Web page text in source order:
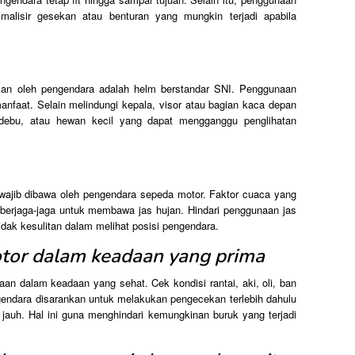
gesekan atau benturan yang mungkin terjadi apabila
oleh pengendara adalah helm berstandar SNI. Penggunaan
Selain melindungi kepala, visor atau bagian kaca depan
atau hewan kecil yang dapat mengganggu penglihatan
dibawa oleh pengendara sepeda motor. Faktor cuaca yang
jaga untuk membawa jas hujan. Hindari penggunaan jas
kesulitan dalam melihat posisi pengendara.
dalam keadaan yang prima
dalam keadaan yang sehat. Cek kondisi rantai, aki, oli, ban
disarankan untuk melakukan pengecekan terlebih dahulu
Hal ini guna menghindari kemungkinan buruk yang terjadi